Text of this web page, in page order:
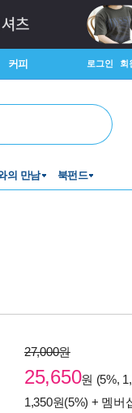
커피 로그인 회
의 만남 북펀드
27,000원
25,650원 (5%,
1,350원(5%) + 멤버